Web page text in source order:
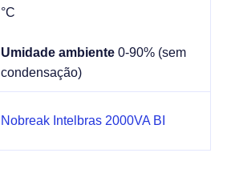
°C
Umidade ambiente 0-90% (sem
condensação)
Nobreak Intelbras 2000VA BI